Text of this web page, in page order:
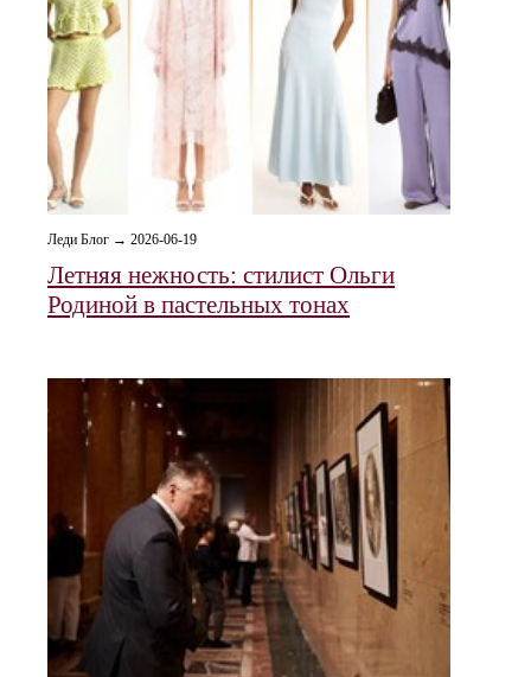
Леди Блог → 2026-06-19
Летняя нежность: стилист Ольги
Родиной в пастельных тонах